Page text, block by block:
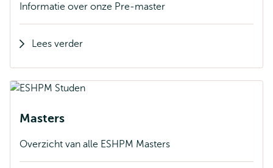
Informatie over onze Pre-master
Lees verder
Masters
Overzicht van alle ESHPM Masters